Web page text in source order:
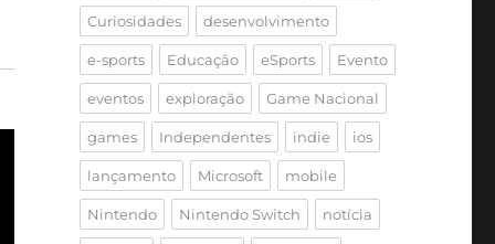
Curiosidades desenvolvimento
e-sports Educação eSports Evento
eventos exploração Game Nacional
games Independentes indie ios
lançamento Microsoft mobile
Nintendo Nintendo Switch notícia